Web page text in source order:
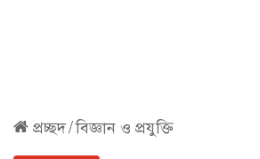
প্রচ্ছদ/বিজ্ঞান ও প্রযুক্তি